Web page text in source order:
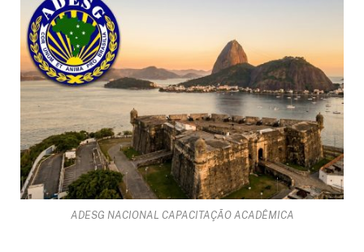
ADESG NACIONAL CAPACITAÇÃO ACADÊMICA